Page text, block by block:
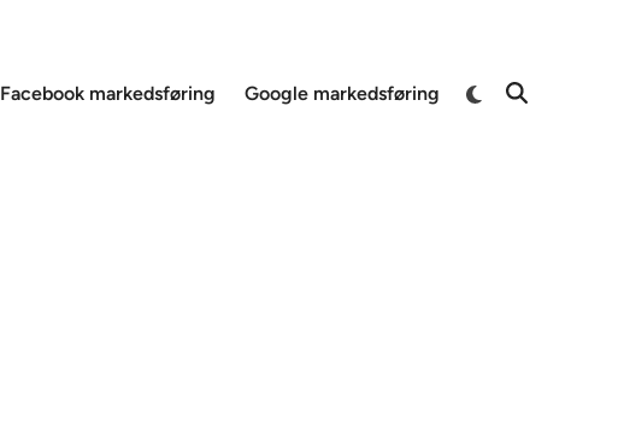
Facebook markedsføring Google markedsføring
Switch
Open